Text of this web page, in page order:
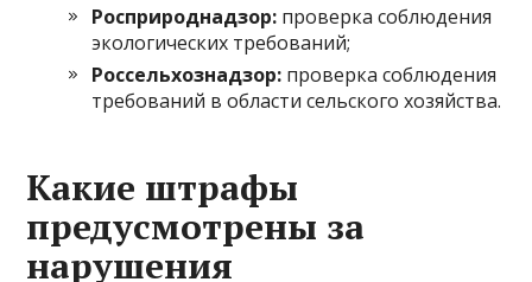
Росприроднадзор: проверка соблюдения
экологических требований;
Россельхознадзор: проверка соблюдения
требований в области сельского хозяйства.
Какие штрафы
предусмотрены за
нарушения